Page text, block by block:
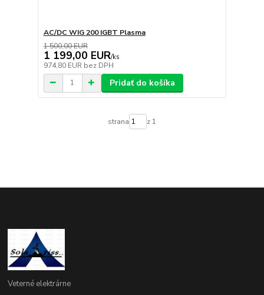
AC/DC WIG 200 IGBT Plasma
1 500,00 EUR
1 199,00 EUR/ks
974,80 EUR bez DPH
Pridať do košíka
strana z 1
Veterné elektrárne